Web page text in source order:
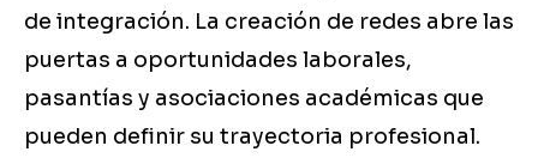
de integración. La creación de redes abre las
puertas a oportunidades laborales,
pasantías y asociaciones académicas que
pueden definir su trayectoria profesional.